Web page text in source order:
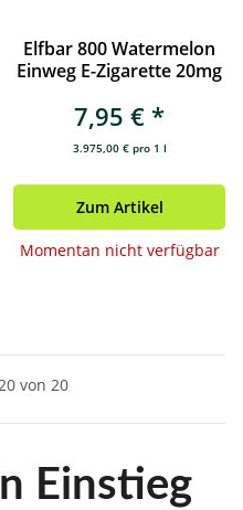
Elfbar 800 Watermelon
Einweg E-Zigarette 20mg
7,95 € *
3.975,00 € pro 1 l
Zum Artikel
Momentan nicht verfügbar
von 20
Einstieg